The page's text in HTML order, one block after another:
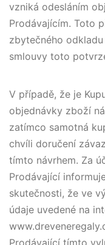
vzniká odesláním
Prodávajícím. Toto
zbytečného
smlouvy toto
V případě, že je
objednávky zboží
zatímco samotná
chvíli doručení
tímto návrhem. Za
Prodávající
skutečnosti, že ve
údaje uvedené na
Prodávající tímto